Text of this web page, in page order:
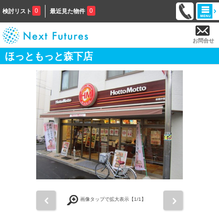
検討リスト 0 最近見た物件 0
お問合せ
ほっともっと森下店
画像タップで拡大表示【1/1】